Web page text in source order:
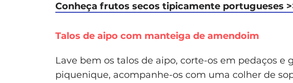
Conheça frutos secos tipicamente portugueses
Talos de aipo com manteiga de amendoim
Lave bem os talos de aipo, corte-os em pedaços e
piquenique, acompanhe-os com uma colher de